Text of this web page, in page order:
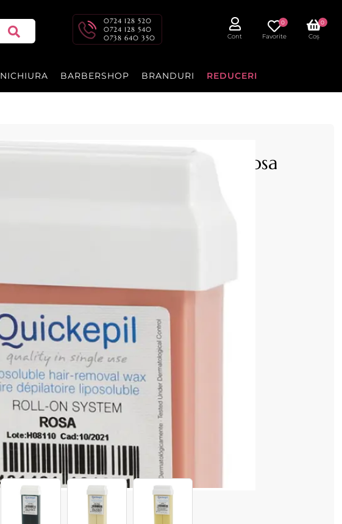
0724 128 520
0724 128 540
0738 640 350
Cont Favorite
0
Coș
0
BARBERSHOP BRANDURI REDUCERI
de unica folosinta Titan Rosa
Quickepil
când e disponibil
6,50 lei
Sună acum 0724 128 520